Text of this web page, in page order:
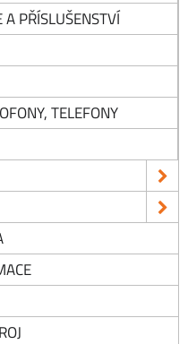
A PŘÍSLUŠENSTVÍ
TELEFONY